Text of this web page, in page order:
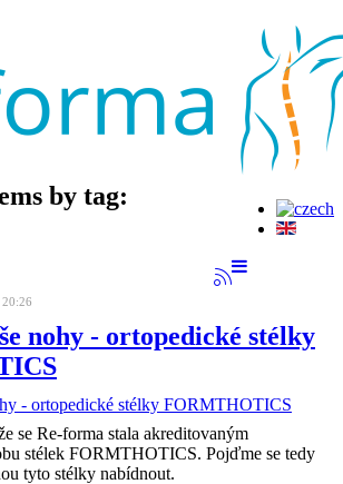
by tag:
20:26
nohy - ortopedické stélky
se Re-forma stala akreditovaným
stélek FORMTHOTICS. Pojďme se tedy
tyto stélky nabídnout.